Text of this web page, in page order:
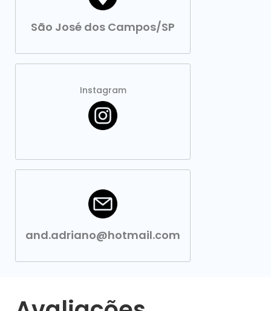
São José dos Campos/SP
Instagram
and.adriano@hotmail.com